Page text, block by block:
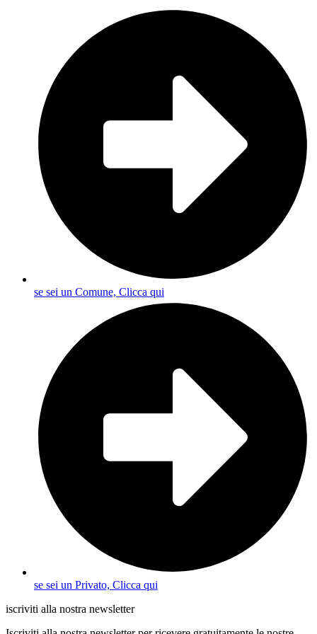
se sei un Comune, Clicca qui
se sei un Privato, Clicca qui
iscriviti alla nostra newsletter